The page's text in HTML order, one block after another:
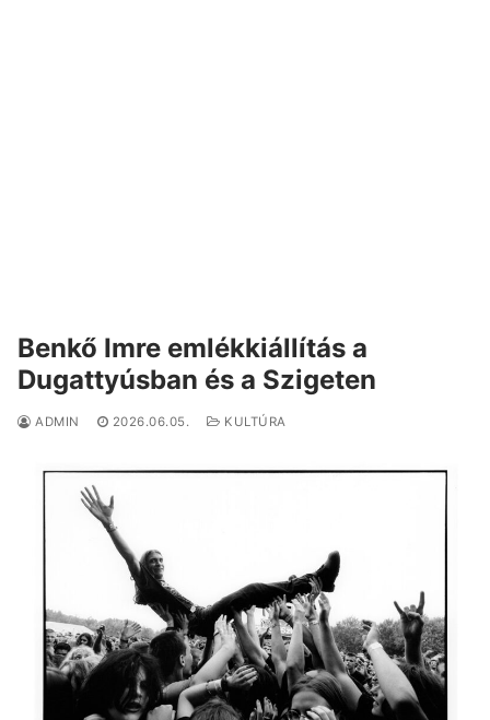
Benkő Imre emlékkiállítás a
Dugattyúsban és a Szigeten
ADMIN 2026.06.05. KULTÚRA